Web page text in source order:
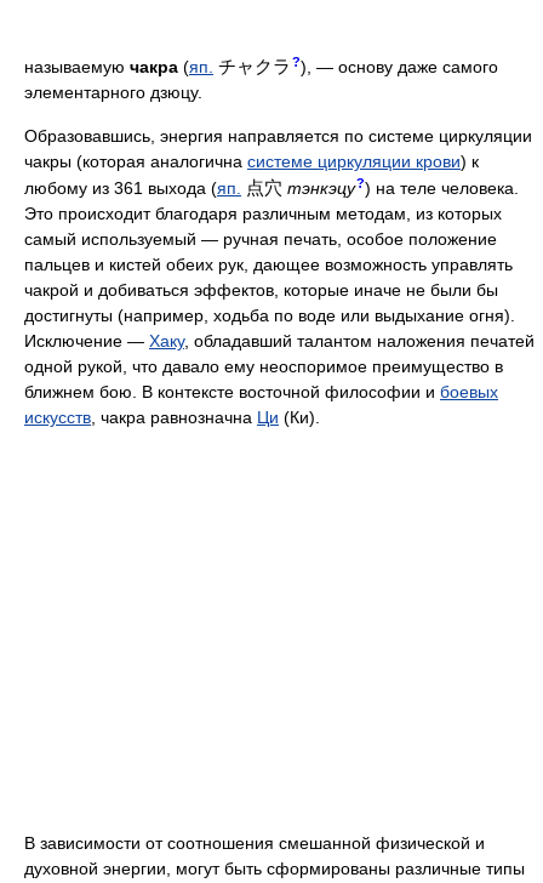
называемую чакра (яп. チャクラ ?), — основу даже самого
элементарного дзюцу.
Образовавшись, энергия направляется по системе циркуляции
чакры (которая аналогична системе циркуляции крови) к
любому из 361 выхода (яп. 点穴 тэнкэцу?) на теле человека.
Это происходит благодаря различным методам, из которых
самый используемый — ручная печать, особое положение
пальцев и кистей обеих рук, дающее возможность управлять
чакрой и добиваться эффектов, которые иначе не были бы
достигнуты (например, ходьба по воде или выдыхание огня).
Исключение — Хаку, обладавший талантом наложения печатей
одной рукой, что давало ему неоспоримое преимущество в
ближнем бою. В контексте восточной философии и боевых
искусств, чакра равнозначна Ци (Ки).
В зависимости от соотношения смешанной физической и
духовной энергии, могут быть сформированы различные типы